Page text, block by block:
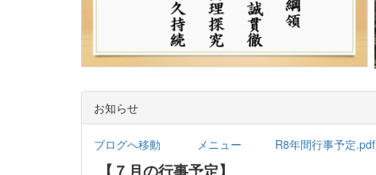
お知らせ
ブログへ移動 メニュー R8年間行事予定.pdf
【７月の行事予定】